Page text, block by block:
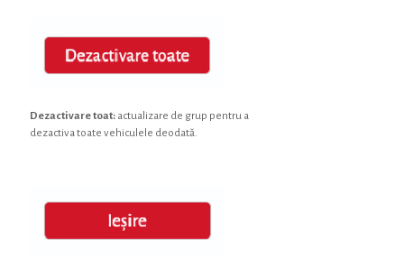
Dezactivare toat: actualizare de grup pentru a
dezactiva toate vehiculele deodată.